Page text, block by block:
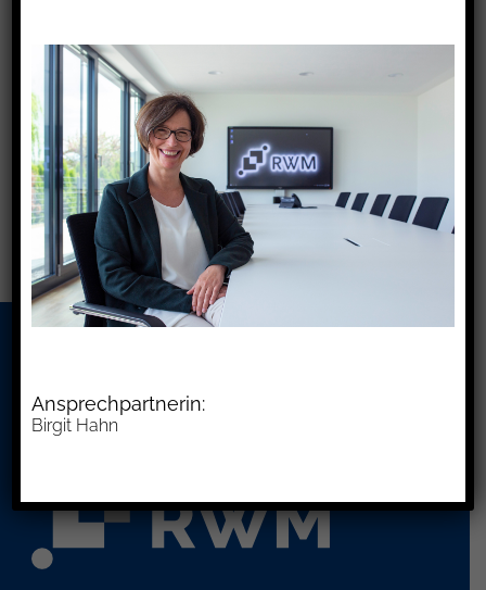
Basiszins / Verzugszins
Neue Sachbezugswerte
2026 für Unterkunft und
Ansprechpartnerin:
Birgit Hahn